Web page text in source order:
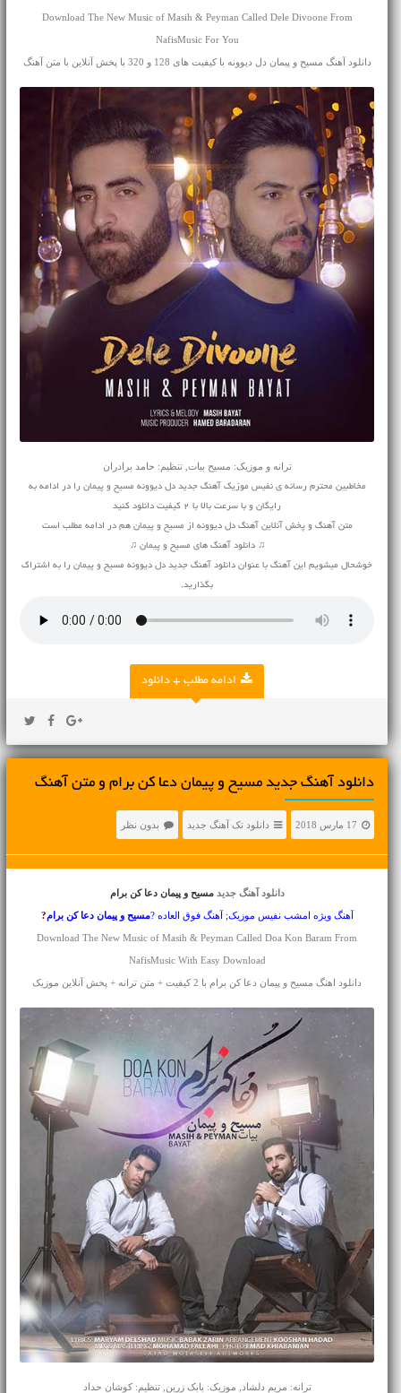
Download The New Music of Masih & Peyman Called Dele Divoone From
NafisMusic For You
دانلود آهنگ مسیح و پیمان دل دیوونه با کیفیت های 128 و 320 با پخش آنلاین با متن آهنگ
ترانه و موزیک: مسیح بیات, تنظیم: حامد برادران
مخاطبین محترم رسانه ی نفیس موزیک آهنگ جدید دل دیوونه مسیح و پیمان را در ادامه به
رایگان و با سرعت بالا با 2 کیفیت دانلود کنید
متن آهنگ و پخش آنلاین آهنگ دل دیوونه از مسیح و پیمان هم در ادامه مطلب است
♫ دانلود آهنگ های مسیح و پیمان ♫
خوشحال میشویم این آهنگ با عنوان دانلود آهنگ جدید دل دیوونه مسیح و پیمان را به اشتراک
بگذارید.
ادامه مطلب + دانلود
دانلود آهنگ جديد مسیح و پیمان دعا کن برام و متن آهنگ
17 مارس 2018 دانلود تک آهنگ جدید بدون نظر
دانلود آهنگ جدید مسیح و پیمان دعا کن برام
آهنگ ویژه امشب نفیس موزیک; آهنگ فوق العاده ?مسیح و پیمان دعا کن برام?
Download The New Music of Masih & Peyman Called Doa Kon Baram From
NafisMusic With Easy Download
دانلود اهنگ مسیح و پیمان دعا کن برام با 2 کیفیت + متن ترانه + پخش آنلاین موزیک
ترانه: مریم دلشاد, موزیک: بابک زرین, تنظیم: کوشان حداد